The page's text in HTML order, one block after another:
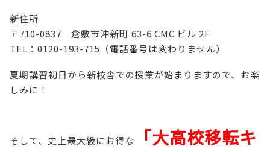
新住所
〒710-0837 倉敷市沖新町 63-6 CMC ビル 2F
TEL：0120-193-715（電話番号は変わりません）
夏期講習初日から新校舎での授業が始まりますので、お楽
しみに！
そして、史上最大級にお得な
「大高校移転キ